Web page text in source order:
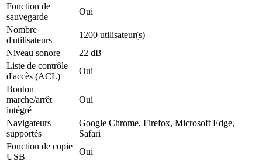
Fonction de
sauvegarde
Oui
Nombre
d'utilisateurs
1200 utilisateur(s)
Niveau sonore
22 dB
Liste de contrôle
d'accès (ACL)
Oui
Bouton
marche/arrêt
intégré
Oui
Navigateurs
supportés
Google Chrome, Firefox, Microsoft Edge,
Safari
Fonction de copie
USB
Oui